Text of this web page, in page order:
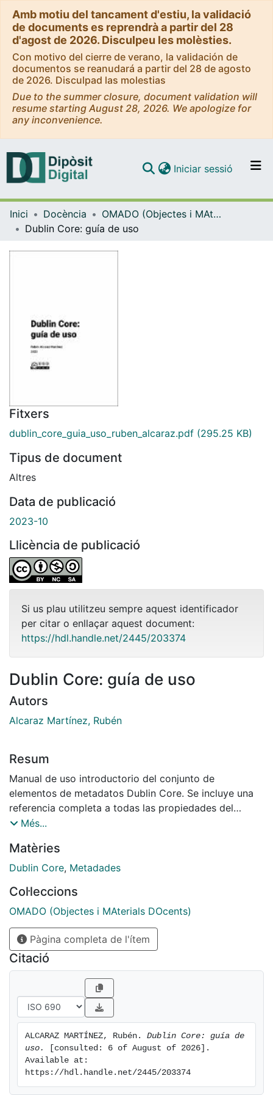
Amb motiu del tancament d'estiu, la validació
de documents es reprendrà a partir del 28
d'agost de 2026. Disculpeu les molèsties.
Con motivo del cierre de verano, la validación de
documentos se reanudará a partir del 28 de agosto
de 2026. Disculpad las molestias
Due to the summer closure, document validation will
resume starting August 28, 2026. We apologize for
any inconvenience.
Navega per tot el DD
Iniciar sessió (current)
Inici Docència
OMADO (Objectes i MAterials DOcents)
Dublin Core: guía de uso
Fitxers
dublin_core_guia_uso_ruben_alcaraz.pdf (295.25 KB)
Tipus de document
Altres
Data de publicació
2023-10
Llicència de publicació
Si us plau utilitzeu sempre aquest identificador
per citar o enllaçar aquest document:
https://hdl.handle.net/2445/203374
Dublin Core: guía de uso
Autors
Alcaraz Martínez, Rubén
Resum
Manual de uso introductorio del conjunto de
elementos de metadatos Dublin Core. Se incluye una
referencia completa a todas las propiedades del
estándar, así como algunos ejemplos de aplicación y
Més...
Matèries
Dublin Core, Metadades
Col·leccions
OMADO (Objectes i MAterials DOcents)
Pàgina completa de l'ítem
Citació
ALCARAZ MARTÍNEZ, Rubén. Dublin Core: guía de
uso.
[consulted: 6 of August of 2026].
Available at:
https://hdl.handle.net/2445/203374